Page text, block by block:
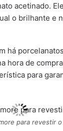
acetinado.
o brilhante e
há
hora de
para
para revestir